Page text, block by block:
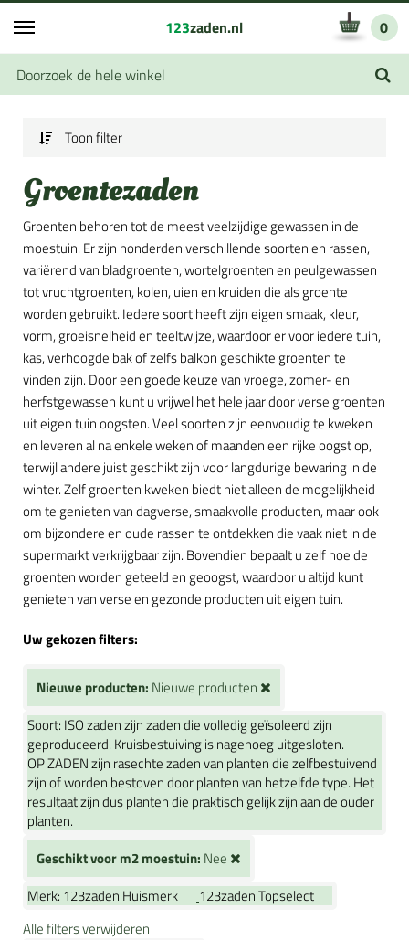
123zaden.nl 0
Toon filter
Groentezaden
Groenten behoren tot de meest veelzijdige gewassen in de
moestuin. Er zijn honderden verschillende soorten en rassen,
variërend van bladgroenten, wortelgroenten en peulgewassen
tot vruchtgroenten, kolen, uien en kruiden die als groente
worden gebruikt. Iedere soort heeft zijn eigen smaak, kleur,
vorm, groeisnelheid en teeltwijze, waardoor er voor iedere tuin,
kas, verhoogde bak of zelfs balkon geschikte groenten te
vinden zijn. Door een goede keuze van vroege, zomer- en
herfstgewassen kunt u vrijwel het hele jaar door verse groenten
uit eigen tuin oogsten. Veel soorten zijn eenvoudig te kweken
en leveren al na enkele weken of maanden een rijke oogst op,
terwijl andere juist geschikt zijn voor langdurige bewaring in de
winter. Zelf groenten kweken biedt niet alleen de mogelijkheid
om te genieten van dagverse, smaakvolle producten, maar ook
om bijzondere en oude rassen te ontdekken die vaak niet in de
supermarkt verkrijgbaar zijn. Bovendien bepaalt u zelf hoe de
groenten worden geteeld en geoogst, waardoor u altijd kunt
genieten van verse en gezonde producten uit eigen tuin.
Uw gekozen filters:
Nieuwe producten: Nieuwe producten
Soort: ISO zaden zijn zaden die volledig geïsoleerd zijn
geproduceerd. Kruisbestuiving is nagenoeg uitgesloten.
OP ZADEN zijn rasechte zaden van planten die zelfbestuivend
zijn of worden bestoven door planten van hetzelfde type. Het
resultaat zijn dus planten die praktisch gelijk zijn aan de ouder
planten.
Geschikt voor m2 moestuin: Nee
Merk: 123zaden Huismerk
123zaden Topselect
Alle filters verwijderen